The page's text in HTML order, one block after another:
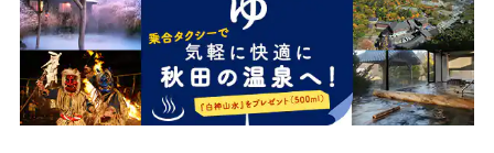
利用人数
1名様
2名様用
へば！佐賀行ぐべ
2名様用
へば！山口宇部・岩国行ぐべ